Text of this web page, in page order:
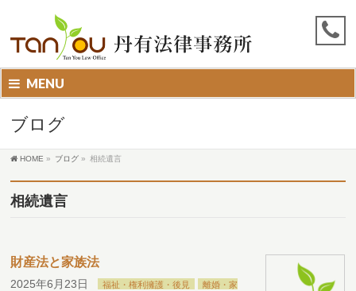
MENU
ブログ
HOME » ブログ » 相続遺言
相続遺言
財産法と家族法
2025年6月23日 福祉・権利擁護・後見
離婚・家